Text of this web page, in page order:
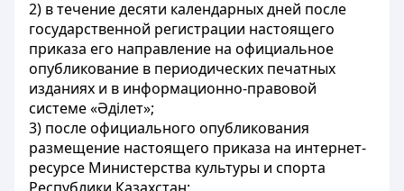
2) в течение десяти календарных дней после
государственной регистрации настоящего
приказа его направление на официальное
опубликование в периодических печатных
изданиях и в информационно-правовой
системе «Әділет»;
3) после официального опубликования
размещение настоящего приказа на интернет-
ресурсе Министерства культуры и спорта